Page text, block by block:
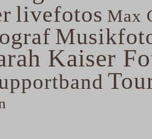
livefotos Max
Kaiser